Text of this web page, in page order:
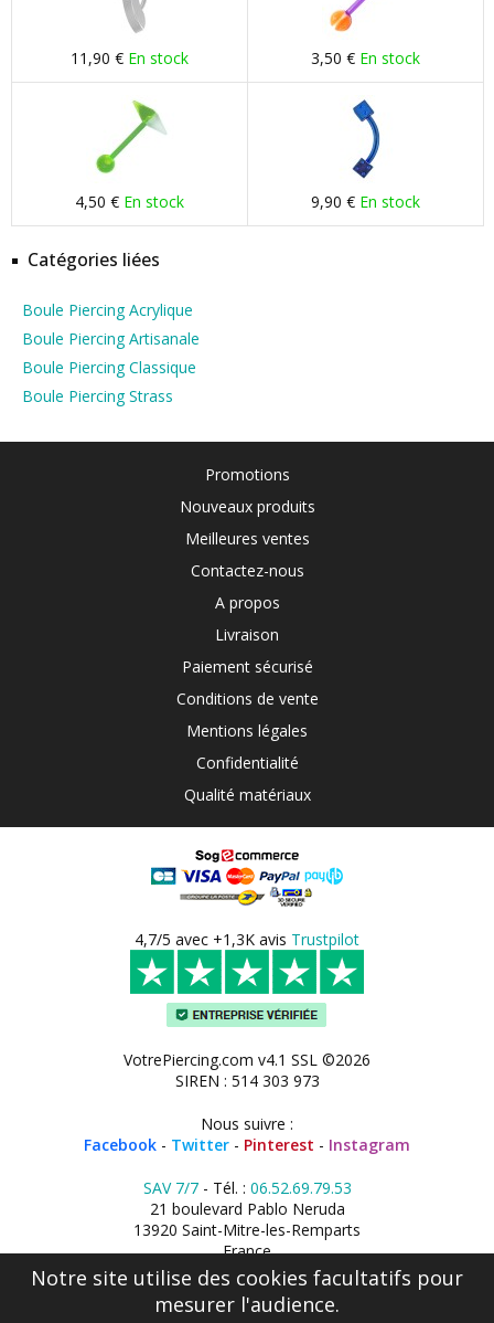
11,90 € En stock 3,50 € En stock
4,50 € En stock 9,90 € En stock
Catégories liées
Boule Piercing Acrylique
Boule Piercing Artisanale
Boule Piercing Classique
Boule Piercing Strass
Promotions
Nouveaux produits
Meilleures ventes
Contactez-nous
A propos
Livraison
Paiement sécurisé
Conditions de vente
Mentions légales
Confidentialité
Qualité matériaux
4,7/5 avec +1,3K avis Trustpilot
VotrePiercing.com v4.1 SSL ©2026
SIREN : 514 303 973
Nous suivre :
Facebook - Twitter - Pinterest - Instagram
SAV 7/7- Tél. : 06.52.69.79.53
21 boulevard Pablo Neruda
13920 Saint-Mitre-les-Remparts
France
Notre site utilise des cookies facultatifs pour
mesurer l'audience.